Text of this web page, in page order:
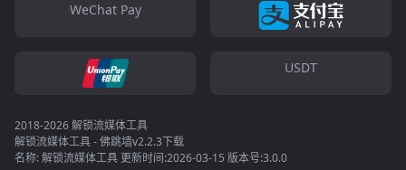
WeChat Pay
USDT
2018-2026 解锁流媒体工具
解锁流媒体工具 - 佛跳墙v2.2.3下载
名称: 解锁流媒体工具 更新时间:2026-03-15 版本号:3.0.0